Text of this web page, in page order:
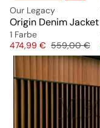
Our Legacy
Origin Denim Jacket
1 Farbe
Preis
474,99 € Originalpreis
559,00 €